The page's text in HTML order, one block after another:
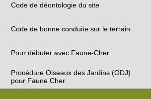
Code de déontologie du site
Code de bonne conduite sur le terrain
Pour débuter avec Faune-Cher.
Procédure Oiseaux des Jardins (ODJ)
pour Faune Cher